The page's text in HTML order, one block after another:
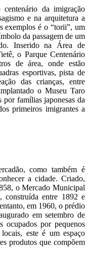
da imigração
e na arquitetura a
exemplos é o “torii”, um
da passagem de um
Inserido na Área de
o Parque Centenário
de área, onde estão
esportivas, pista de
das crianças, entre
o Museu Taro
famílias japonesas da
primeiros imigrantes a
como também é
a cidade. Criado,
o Mercado Municipal
construída entre 1892 e
em 1960, o prédio
em setembro de
ocupados por pequenos
este é um espaço
produtos que compõem